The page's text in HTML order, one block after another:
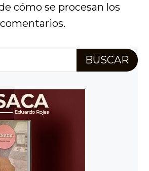
cómo se procesan los